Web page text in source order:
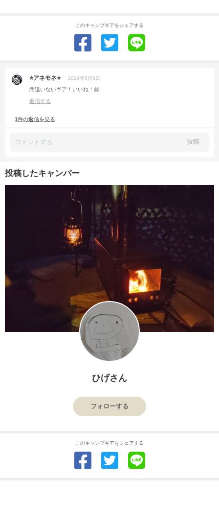
このキャンプギアをシェアする
⭐アネモネ⭐ 2024年5月5日
間違いないギア！いいね！🤗
返信する
1件の返信を見る
投稿
投稿したキャンパー
ひげさん
フォローする
このキャンプギアをシェアする